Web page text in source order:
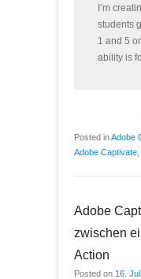
I’m
students
1 and 5
ability is
Posted inAdobe
Adobe Captivate
Adobe
zwischen
Action
Posted on 16.